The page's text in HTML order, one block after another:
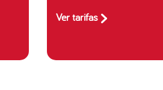
Ver tarifas